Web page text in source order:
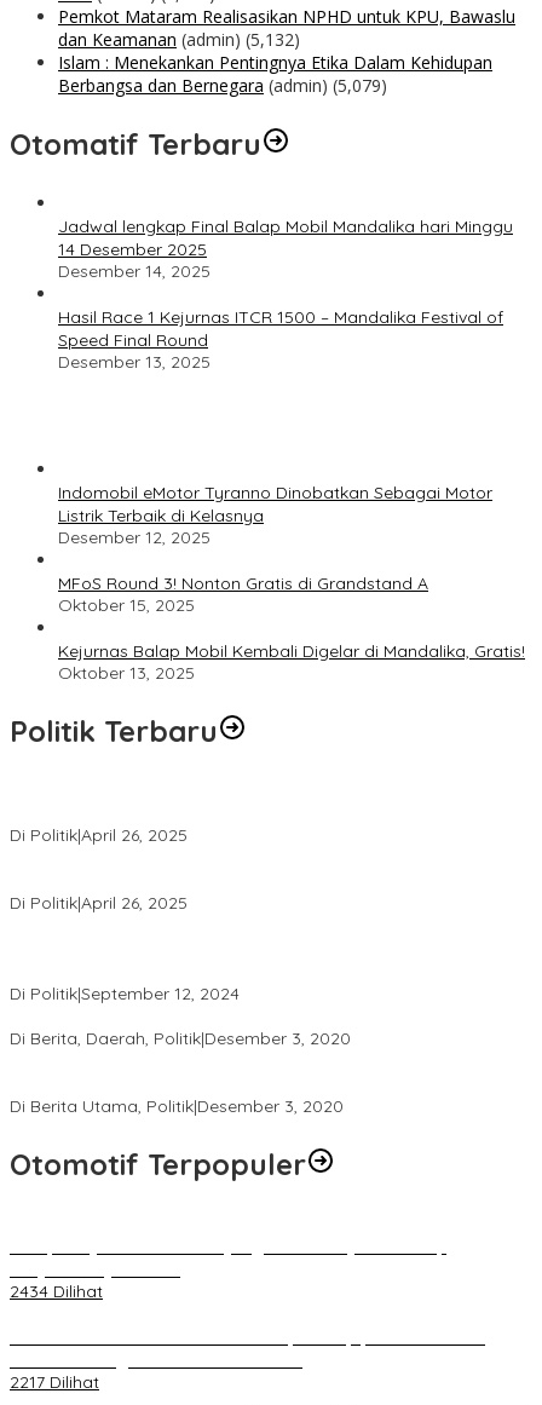
Pemkot Mataram Realisasikan NPHD untuk KPU, Bawaslu
dan Keamanan (admin) (5,132)
Islam : Menekankan Pentingnya Etika Dalam Kehidupan
Berbangsa dan Bernegara (admin) (5,079)
Otomatif Terbaru
Jadwal lengkap Final Balap Mobil Mandalika hari Minggu
14 Desember 2025
Desember 14, 2025
Hasil Race 1 Kejurnas ITCR 1500 – Mandalika Festival of
Speed Final Round
Desember 13, 2025
Indomobil eMotor Tyranno Dinobatkan Sebagai Motor
Listrik Terbaik di Kelasnya
Desember 12, 2025
MFoS Round 3! Nonton Gratis di Grandstand A
Oktober 15, 2025
Kejurnas Balap Mobil Kembali Digelar di Mandalika, Gratis!
Oktober 13, 2025
Politik Terbaru
Di Politik|April 26, 2025
Di Politik|April 26, 2025
Di Politik|September 12, 2024
Di Berita, Daerah, Politik|Desember 3, 2020
Di Berita Utama, Politik|Desember 3, 2020
Otomotif Terpopuler
2434 Dilihat
2217 Dilihat